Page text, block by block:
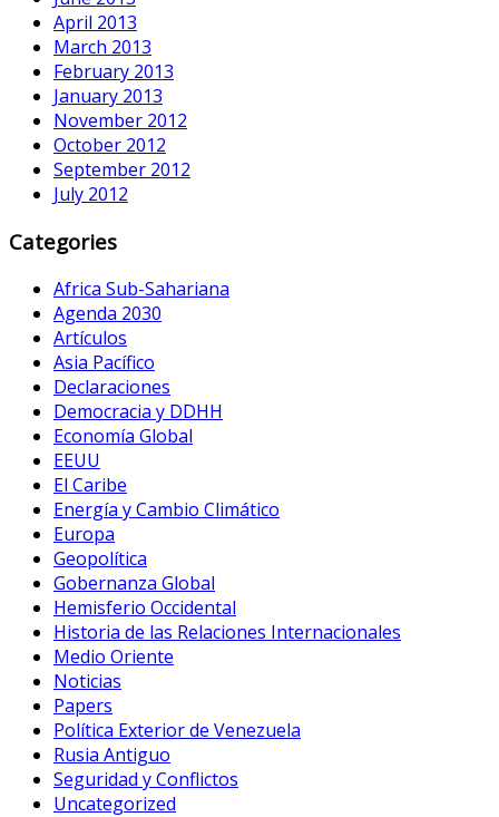
April 2013
March 2013
February 2013
January 2013
November 2012
October 2012
September 2012
July 2012
Categories
Africa Sub-Sahariana
Agenda 2030
Artículos
Asia Pacífico
Declaraciones
Democracia y DDHH
Economía Global
EEUU
El Caribe
Energía y Cambio Climático
Europa
Geopolítica
Gobernanza Global
Hemisferio Occidental
Historia de las Relaciones Internacionales
Medio Oriente
Noticias
Papers
Política Exterior de Venezuela
Rusia Antiguo
Seguridad y Conflictos
Uncategorized